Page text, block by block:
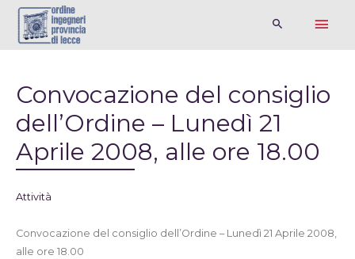
Convocazione del consiglio
dell’Ordine – Lunedì 21
Aprile 2008, alle ore 18.00
Attività
Convocazione del consiglio dell’Ordine – Lunedì 21 Aprile 2008,
alle ore 18.00